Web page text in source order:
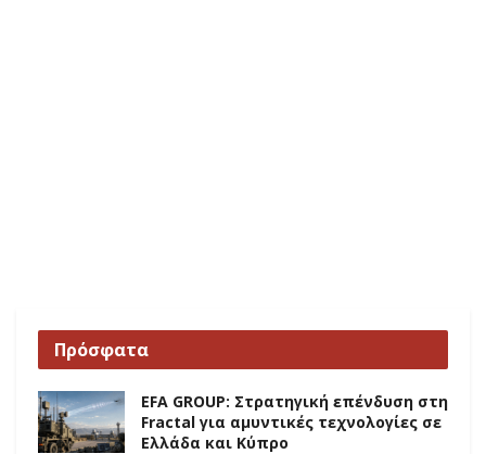
Πρόσφατα
EFA GROUP: Στρατηγική επένδυση στη
Fractal για αμυντικές τεχνολογίες σε
Ελλάδα και Κύπρο